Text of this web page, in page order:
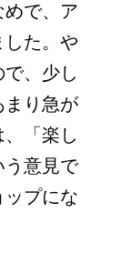
で、ア
した。や
、少し
まり急が
「楽し
う意見で
ップにな